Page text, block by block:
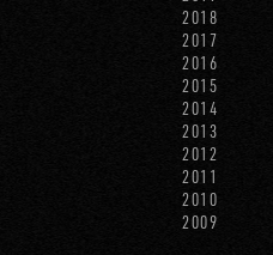
2018
2017
2016
2015
2014
2013
2012
2011
2010
2009